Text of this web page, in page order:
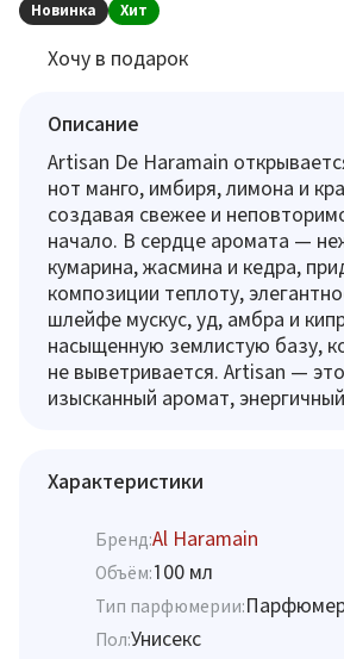
Новинка Хит
Хочу в подарок
Описание
Artisan De Haramain
нот манго, имбиря, лимона и
создавая свежее и
начало. В сердце аромата —
кумарина, жасмина и кедра,
композиции теплоту,
шлейфе мускус, уд, амбра и
насыщенную землистую базу,
не выветривается. Artisan —
изысканный аромат,
Характеристики
Бренд:Al Haramain
Объём:100 мл
Тип парфюмерии:
Пол:Унисекс